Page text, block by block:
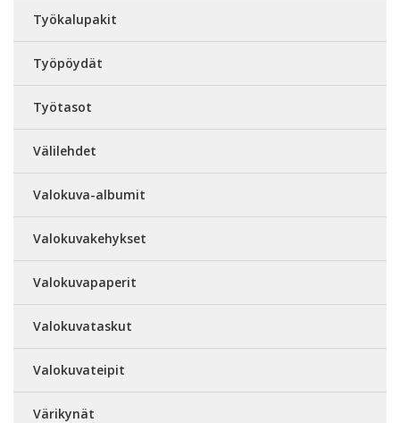
Työkalupakit
Työpöydät
Työtasot
Välilehdet
Valokuva-albumit
Valokuvakehykset
Valokuvapaperit
Valokuvataskut
Valokuvateipit
Värikynät